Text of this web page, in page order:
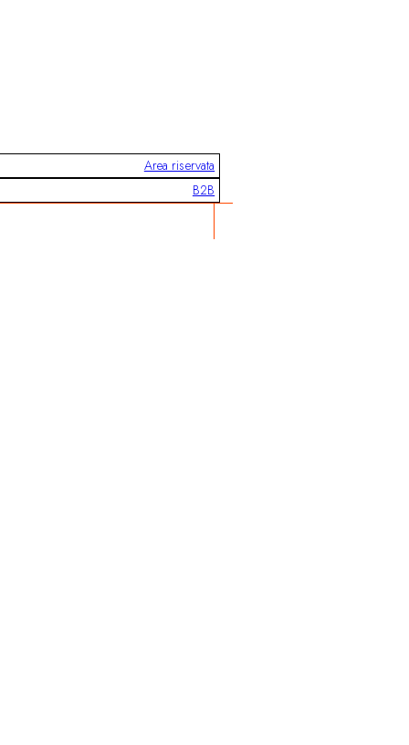
Area riservata
B2B